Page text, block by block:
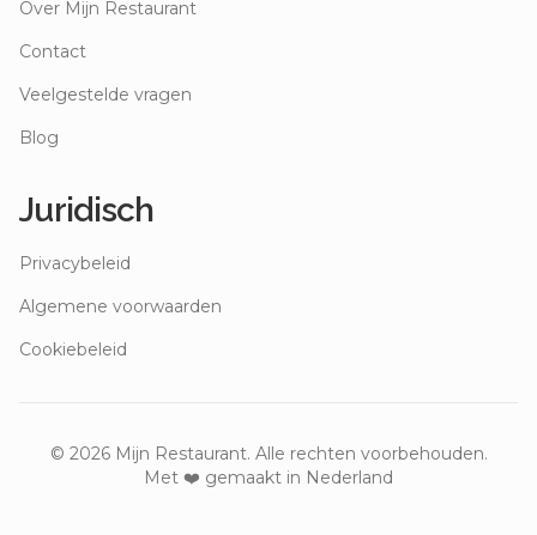
Over Mijn Restaurant
Contact
Veelgestelde vragen
Blog
Juridisch
Privacybeleid
Algemene voorwaarden
Cookiebeleid
© 2026Mijn Restaurant. Alle rechten voorbehouden.
Met ❤️ gemaakt in Nederland